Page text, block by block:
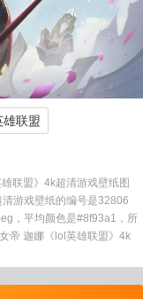
雄联盟
联盟》4k超清游戏壁纸图
游戏壁纸的编号是32806
，平均颜色是#8f93a1，所
帝 迦娜《lol英雄联盟》4k